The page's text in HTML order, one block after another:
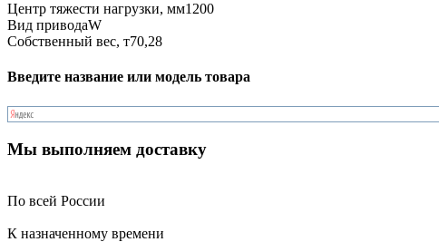
Центр тяжести нагрузки, мм1200
Вид приводаW
Собственный вес, т70,28
Введите название или модель товара
Мы выполняем доставку
По всей России
К назначенному времени